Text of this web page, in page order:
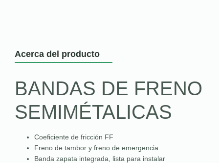
Acerca del producto
BANDAS DE FRENO
SEMIMÉTALICAS
Coeficiente de fricción FF
Freno de tambor y freno de emergencia
Banda zapata integrada, lista para instalar